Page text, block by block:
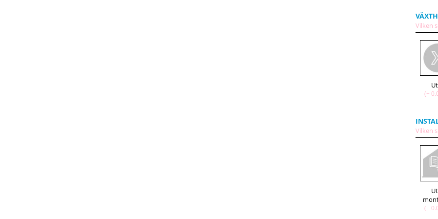
Vilken
(+
Vilken
(+